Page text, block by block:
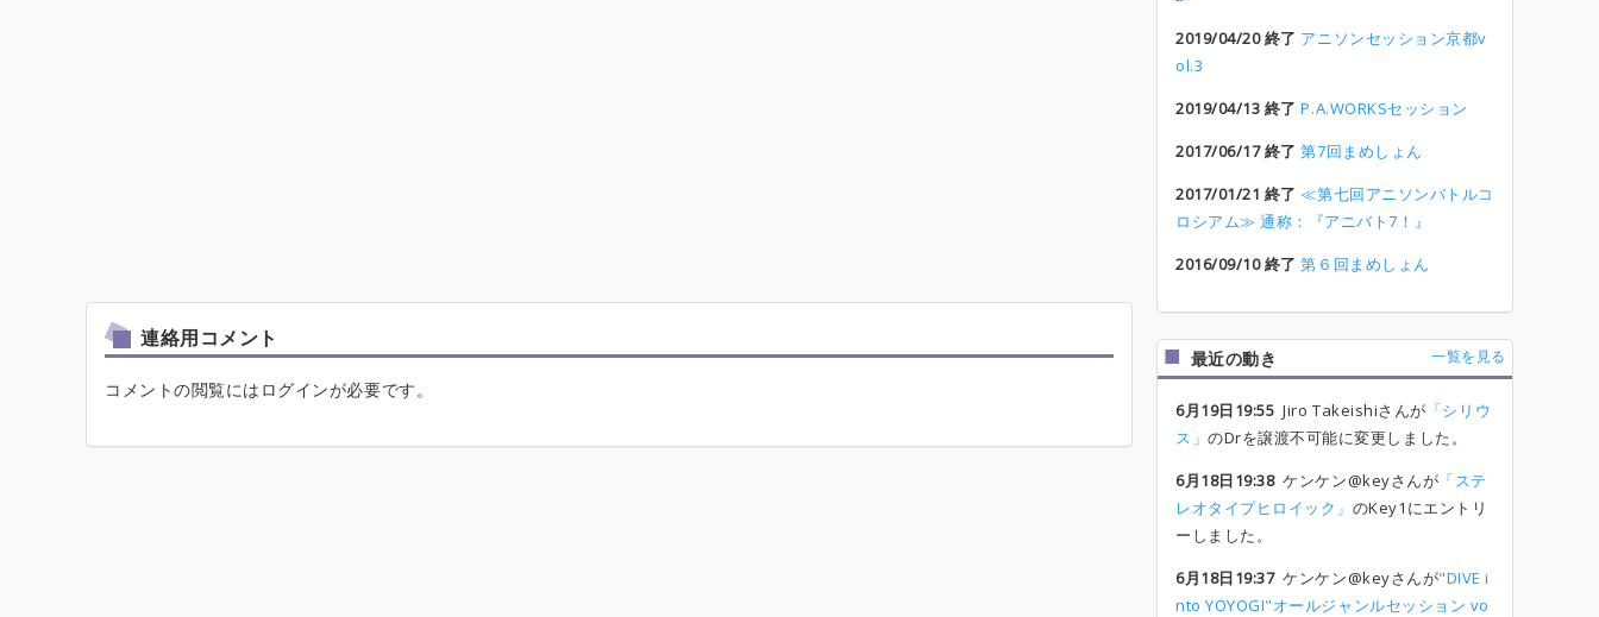
連絡用コメント
コメントの閲覧にはログインが必要です。
2019/04/20 終了 アニソンセッション京都v
ol.3
2019/04/13 終了 P.A.WORKSセッション
2017/06/17 終了 第7回まめしょん
2017/01/21 終了 ≪第七回アニソンバトルコ
ロシアム≫ 通称：『アニバト7！』
2016/09/10 終了 第６回まめしょん
最近の動き 一覧を見る
6月19日19:55 Jiro Takeishiさんが 「シリウ
ス」のDrを譲渡不可能に変更しました。
6月18日19:38ケンケン@keyさんが 「ステ
レオタイプヒロイック」 のKey1にエントリ
ーしました。
6月18日19:37ケンケン@keyさんが"DIVE i
nto YOYOGI"オールジャンルセッション vo